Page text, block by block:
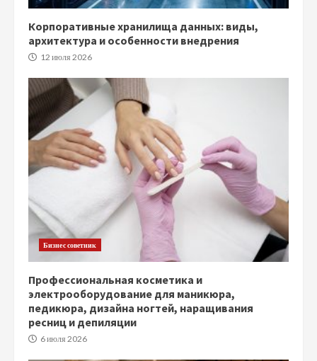
Корпоративные хранилища данных: виды,
архитектура и особенности внедрения
12 июля 2026
Бизнес советник
Профессиональная косметика и
электрооборудование для маникюра,
педикюра, дизайна ногтей, наращивания
ресниц и депиляции
6 июля 2026